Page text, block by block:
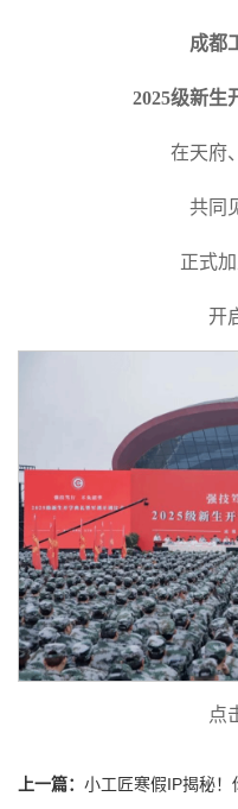
成都
2025级新生
在天府
共同
正式
开
点
上一篇： 小工匠寒假IP揭秘！